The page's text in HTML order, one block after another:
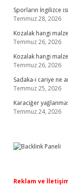
Sporların İngilizce
Temmuz 28, 2026
Kozalak hangi
Temmuz 26, 2026
Kozalak hangi
Temmuz 26, 2026
Sadaka-i cariye ne
Temmuz 25, 2026
Karaciğer
Temmuz 24, 2026
Reklam ve